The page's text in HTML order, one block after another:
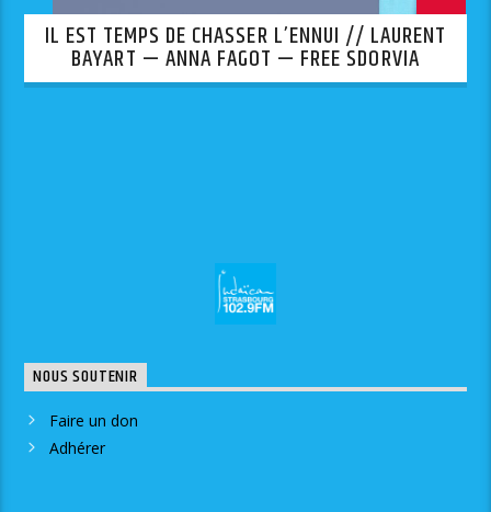
IL EST TEMPS DE CHASSER L’ENNUI // LAURENT
BAYART — ANNA FAGOT — FREE SDORVIA
NOUS SOUTENIR
Faire un don
Adhérer